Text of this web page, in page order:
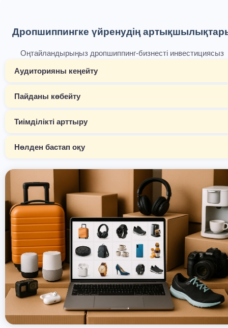
Дропшиппингке үйренудің
Оңтайландырыңыз дропшиппинг-бизнесті инвестициясыз
Аудиторияны кеңейту
Пайданы көбейту
Тиімділікті арттыру
Нөлден бастап оқу